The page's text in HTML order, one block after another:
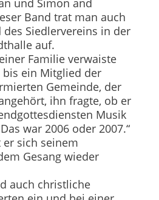
und Simon and
Band trat man auch
Siedlervereins in der
auf.
Familie verwaiste
bis ein Mitglied der
Gemeinde, der
ihn fragte, ob er
Musik
war 2006 oder 2007.“
sich seinem
Gesang wieder
auch christliche